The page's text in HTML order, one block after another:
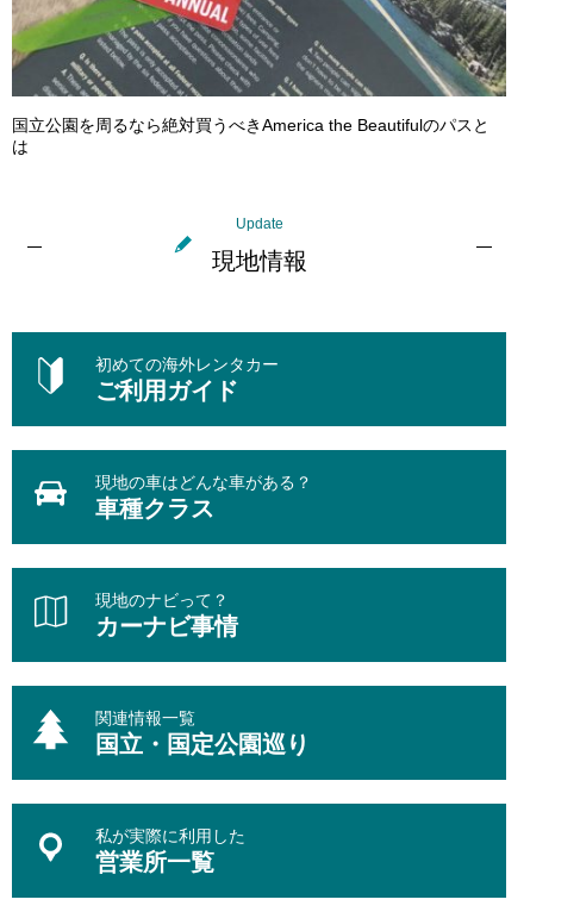
国立公園を周るなら絶対買うべきAmerica the Beautifulのパスと
は
Update
現地情報
初めての海外レンタカー
ご利用ガイド
現地の車はどんな車がある？
車種クラス
現地のナビって？
カーナビ事情
関連情報一覧
国立・国定公園巡り
私が実際に利用した
営業所一覧